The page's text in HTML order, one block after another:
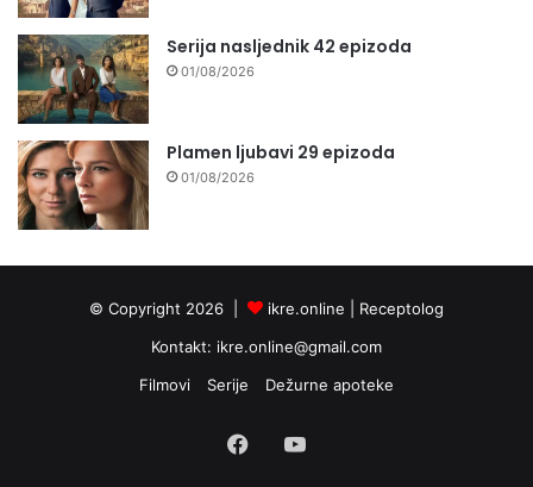
Serija nasljednik 42 epizoda
01/08/2026
Plamen ljubavi 29 epizoda
01/08/2026
© Copyright 2026 | ikre.online | Receptolog
Kontakt: ikre.online@gmail.com
Filmovi
Serije Dežurne apoteke
FacebookYouTube